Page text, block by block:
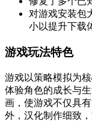
对游戏安装包
小以提升下载
游戏玩法特色
游戏以策略模拟为
体验角色的成长与
画，使游戏不仅具
外，汉化制作细致